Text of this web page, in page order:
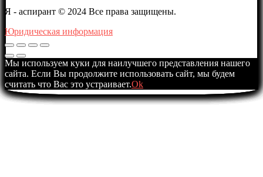
Я - аспирант © 2024 Все права защищены.
Юридическая информация
Мы используем куки для наилучшего представления нашего
сайта. Если Вы продолжите использовать сайт, мы будем
считать что Вас это устраивает.Ok